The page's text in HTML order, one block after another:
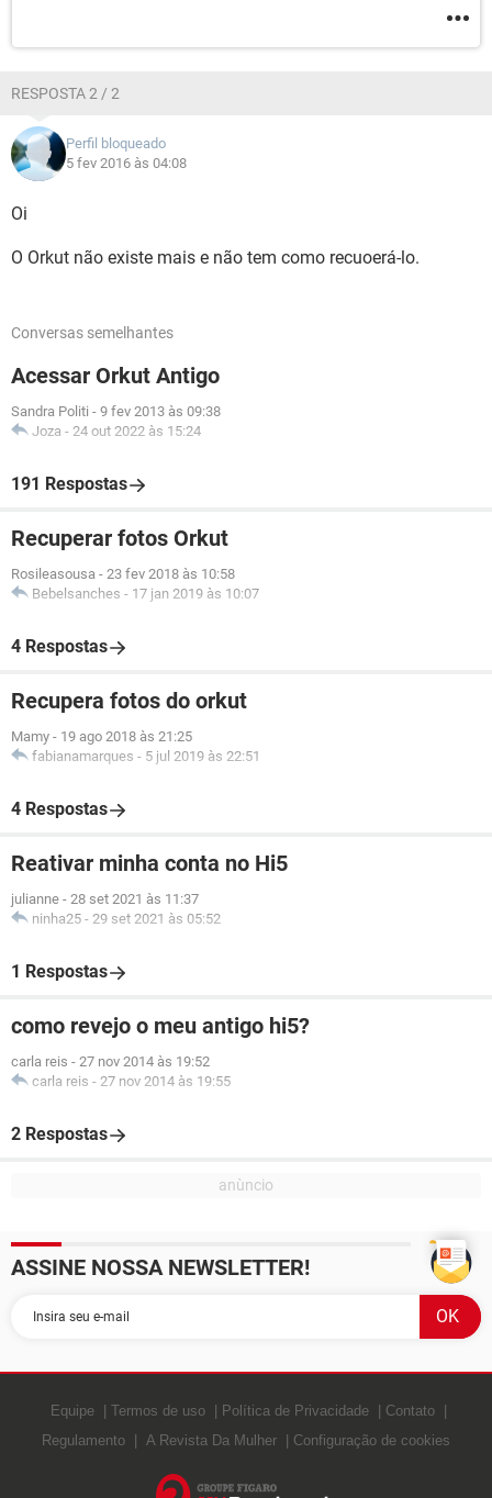
RESPOSTA 2 / 2
Perfil bloqueado
5 fev 2016 às 04:08
Oi
O Orkut não existe mais e não tem como recuoerá-lo.
Conversas semelhantes
Acessar Orkut Antigo
Sandra Politi - 9 fev 2013 às 09:38
Joza - 24 out 2022 às 15:24
191 Respostas
Recuperar fotos Orkut
Rosileasousa - 23 fev 2018 às 10:58
Bebelsanches - 17 jan 2019 às 10:07
4 Respostas
Recupera fotos do orkut
Mamy - 19 ago 2018 às 21:25
fabianamarques - 5 jul 2019 às 22:51
4 Respostas
Reativar minha conta no Hi5
julianne - 28 set 2021 às 11:37
ninha25 - 29 set 2021 às 05:52
1 Respostas
como revejo o meu antigo hi5?
carla reis - 27 nov 2014 às 19:52
carla reis - 27 nov 2014 às 19:55
2 Respostas
ASSINE NOSSA NEWSLETTER!
Equipe Termos de uso Política de Privacidade
Contato
Regulamento
A Revista Da Mulher Configuração de cookies